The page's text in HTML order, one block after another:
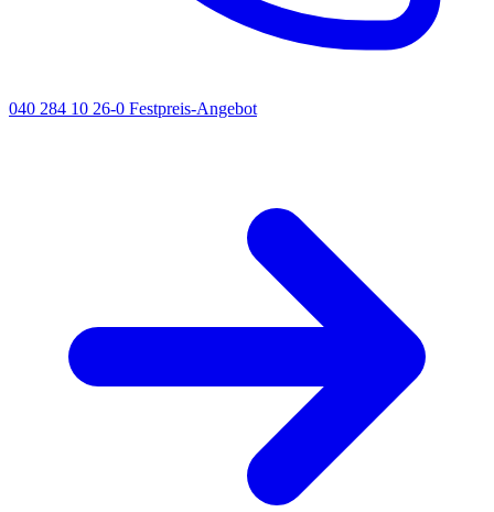
040 284 10 26-0 Festpreis-Angebot